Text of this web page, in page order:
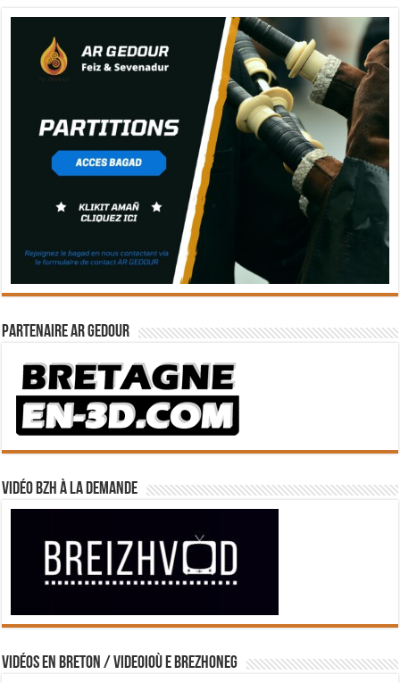
Partenaire Ar Gedour
Vidéo BZH à la demande
Vidéos en breton / Videoioù e brezhoneg